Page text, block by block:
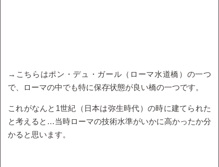
→こちらはポン・デュ・ガール（ローマ水道橋）の一つ
で、ローマの中でも特に保存状態が良い橋の一つです。
これがなんと1世紀（日本は弥生時代）の時に建てられた
と考えると…当時ローマの技術水準がいかに高かったか分
かると思います。